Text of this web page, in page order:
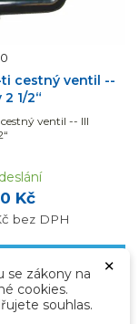
ti cestný ventil --
1/2“
ventil -- III
Kč
bez DPH
×
se zákony na
cookies.
souhlas.